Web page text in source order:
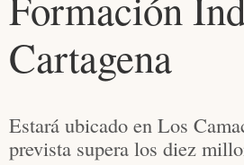
Cartagena
Estará ubicado en Los
prevista supera los diez